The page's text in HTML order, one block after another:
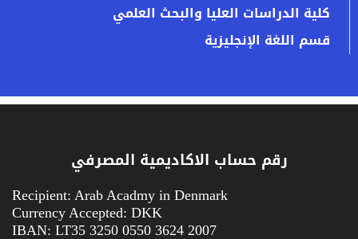
كلية الدراسات العليا والبحث العلمي
قسم اللغة الإنجليزية
رقم حساب الاكاديمية المصرفي
Recipient: Arab Acadmy in Denmark
Currency Accepted: DKK
IBAN: LT35 3250 0550 3624 2007